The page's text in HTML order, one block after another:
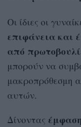
Οι ίδιες οι
επιφάνεια και
από
μπορούν να
μακροπρόθεσμη
αυτών.
Δίνοντας